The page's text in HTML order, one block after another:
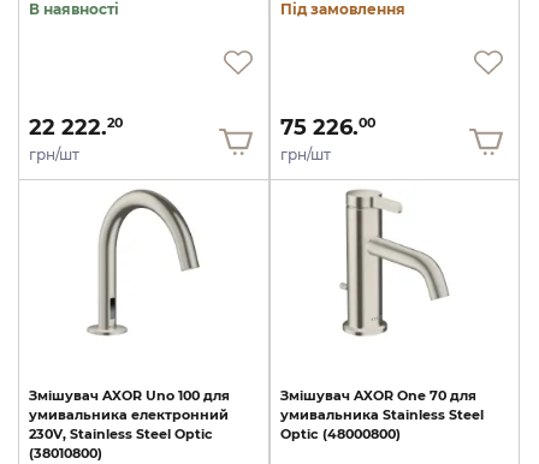
В наявності
22 222.20
грн/шт
Під замовлення
75 226.00
грн/шт
Змішувач AXOR Uno 100 для
умивальника електронний
230V, Stainless Steel Optic
(38010800)
Змішувач AXOR One 70 для
умивальника Stainless Steel
Optic (48000800)